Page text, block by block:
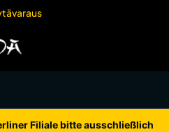
Filiale bitte ausschließlich